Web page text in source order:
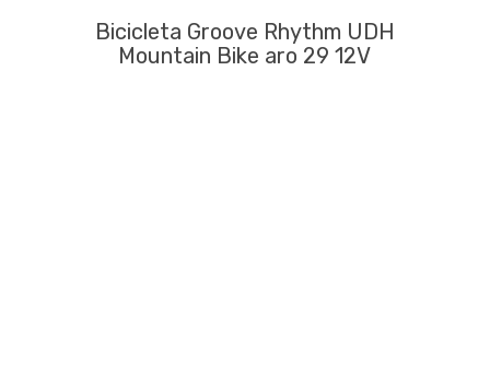
Bicicleta Groove Rhythm UDH
Mountain Bike aro 29 12V